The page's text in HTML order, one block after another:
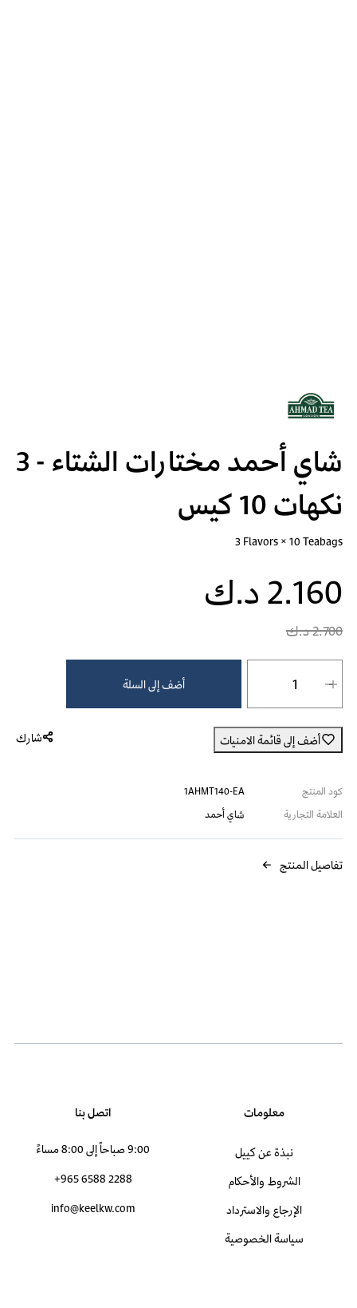
شاي أحمد مختارات الشتاء - 3
نكهات 10 كيس
3 Flavors × 10 Teabags
2.160 د.ك
2.700 د.ك
أضف إلى السلة
أضف إلى قائمة الامنيات شارك
كود المنتج
1AHMT140-EA
العلامة التجارية
شاي أحمد
تفاصيل المنتج
معلومات
نبذة عن كييل
الشروط والأحكام
الإرجاع والاسترداد
سياسة الخصوصية
اتصل بنا
9:00 صباحاً إلى 8:00 مساءً
+965 6588 2288
info@keelkw.com